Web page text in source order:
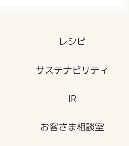
レシピ
サステナビリティ
IR
お客さま相談室